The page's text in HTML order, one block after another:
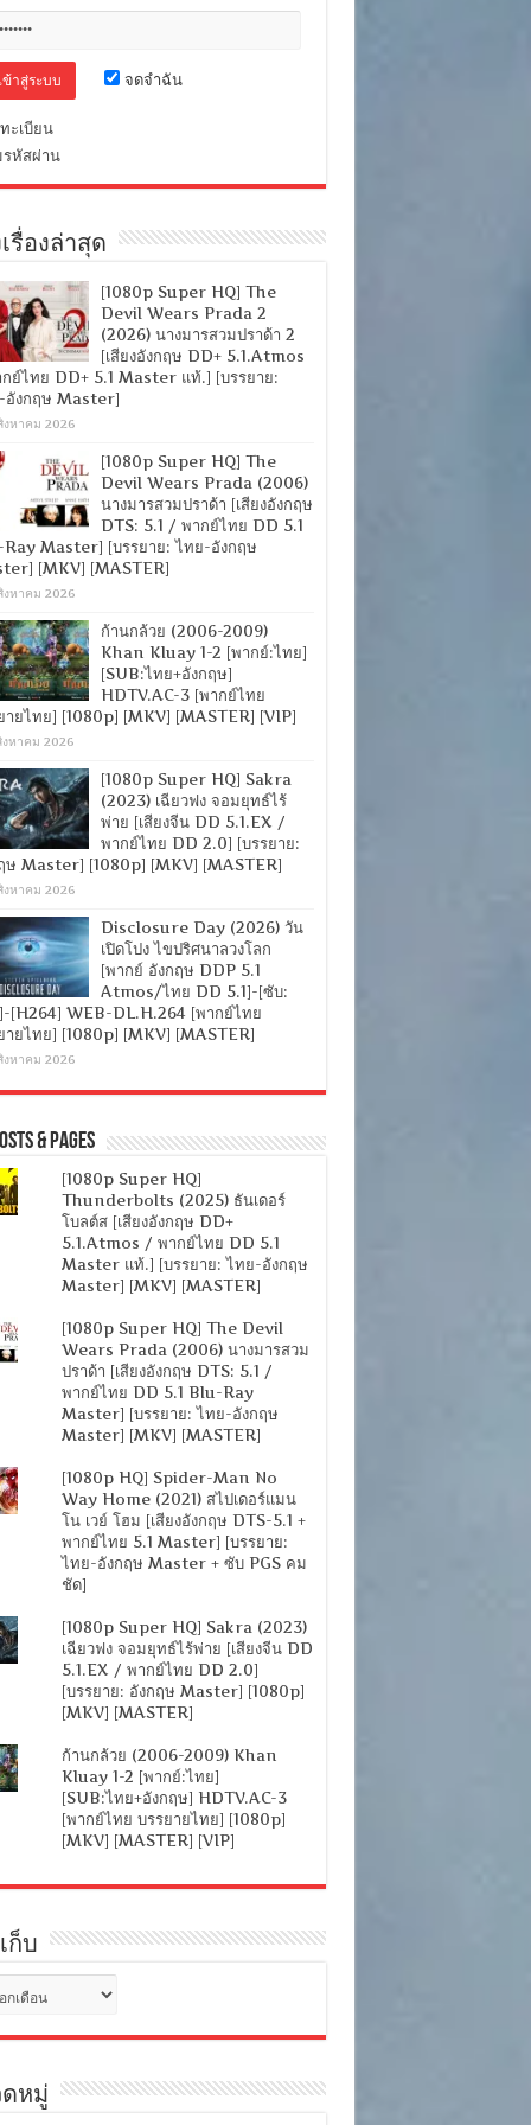
จดจำฉัน
ะเบียน
หัสผ่าน
รื่องล่าสุด
[1080p Super HQ] The
Devil Wears Prada 2
(2026) นางมารสวมปราด้า 2
[เสียงอังกฤษ DD+ 5.1.Atmos
ย์ไทย DD+ 5.1 Master แท้.] [บรรยาย:
อังกฤษ Master]
งหาคม 2026
[1080p Super HQ] The
Devil Wears Prada (2006)
นางมารสวมปราด้า [เสียงอังกฤษ
DTS: 5.1 / พากย์ไทย DD 5.1
Master] [บรรยาย: ไทย-อังกฤษ
[MKV] [MASTER]
งหาคม 2026
ก้านกล้วย (2006-2009)
Khan Kluay 1-2 [พากย์:ไทย]
[SUB:ไทย+อังกฤษ]
HDTV.AC-3 [พากย์ไทย
ายไทย] [1080p] [MKV] [MASTER] [VIP]
งหาคม 2026
[1080p Super HQ] Sakra
(2023) เฉียวฟง จอมยุทธ์ไร้
พ่าย [เสียงจีน DD 5.1.EX /
พากย์ไทย DD 2.0] [บรรยาย:
ษ Master] [1080p] [MKV] [MASTER]
งหาคม 2026
Disclosure Day (2026) วัน
เปิดโปง ไขปริศนาลวงโลก
[พากย์ อังกฤษ DDP 5.1
Atmos/ไทย DD 5.1]-[ซับ:
[H264] WEB-DL.H.264 [พากย์ไทย
ายไทย] [1080p] [MKV] [MASTER]
งหาคม 2026
& Pages
[1080p Super HQ]
Thunderbolts (2025) ธันเดอร์
โบลต์ส [เสียงอังกฤษ DD+
5.1.Atmos / พากย์ไทย DD 5.1
Master แท้.] [บรรยาย: ไทย-อังกฤษ
Master] [MKV] [MASTER]
[1080p Super HQ] The Devil
Wears Prada (2006) นางมารสวม
ปราด้า [เสียงอังกฤษ DTS: 5.1 /
พากย์ไทย DD 5.1 Blu-Ray
Master] [บรรยาย: ไทย-อังกฤษ
Master] [MKV] [MASTER]
[1080p HQ] Spider-Man No
Way Home (2021) สไปเดอร์แมน
โน เวย์ โฮม [เสียงอังกฤษ DTS-5.1 +
พากย์ไทย 5.1 Master] [บรรยาย:
ไทย-อังกฤษ Master + ซับ PGS คม
ชัด]
[1080p Super HQ] Sakra (2023)
เฉียวฟง จอมยุทธ์ไร้พ่าย [เสียงจีน DD
5.1.EX / พากย์ไทย DD 2.0]
[บรรยาย: อังกฤษ Master] [1080p]
[MKV] [MASTER]
ก้านกล้วย (2006-2009) Khan
Kluay 1-2 [พากย์:ไทย]
[SUB:ไทย+อังกฤษ] HDTV.AC-3
[พากย์ไทย บรรยายไทย] [1080p]
[MKV] [MASTER] [VIP]
ก็บ
หมู่